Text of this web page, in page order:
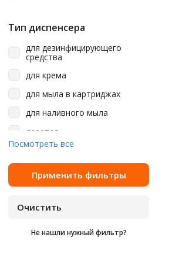
original
premium
prestige
prima nova
professional
slim
stella
stella r
Тип диспенсера
для дезинфицирующего
средства
для крема
для мыла в картриджах
для наливного мыла
дозатор
локтевой дозатор
сенсорный
шампуня/геля
сенсорный
Посмотреть все
Не нашли нужный фильтр?